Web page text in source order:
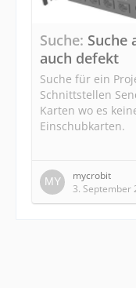
Suche Suche
auch defekt
Suche für ein
Schnittstellen
Karten wo es
Einschubkarten.
mycrobit
3. September